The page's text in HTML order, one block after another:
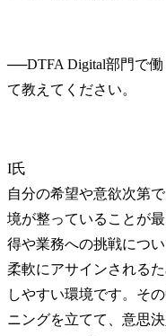
──DTFA Digital部門で
I氏
自分の希望や意欲次第
境が整っていることが
得や業務への挑戦につ
柔軟にアサインされる
しやすい環境です。そ
ニングを立てて、意思